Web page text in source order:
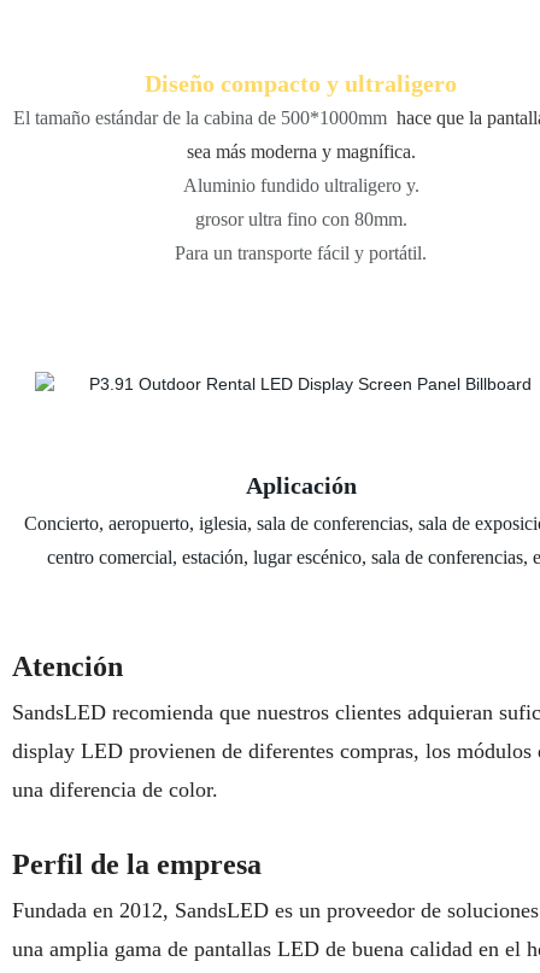
Diseño compacto y ultraligero
El tamaño estándar de la cabina de 500*1000mm hace que la
sea más moderna y magnífica.
Aluminio fundido ultraligero y.
grosor ultra fino con 80mm.
Para un transporte fácil y portátil.
Aplicación
Concierto, aeropuerto, iglesia, sala de conferencias, sala de
centro comercial, estación, lugar escénico, sala de conferencias,
Atención
SandsLED recomienda que nuestros clientes adquieran
display LED provienen de diferentes compras, los
una diferencia de color.
Perfil de la empresa
Fundada en 2012, SandsLED es un proveedor de
una amplia gama de pantallas LED de buena calidad en el